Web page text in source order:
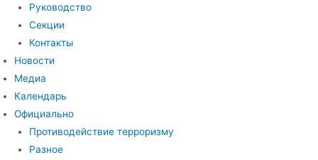
Руководство
Секции
Контакты
Новости
Медиа
Календарь
Официально
Противодействие терроризму
Разное